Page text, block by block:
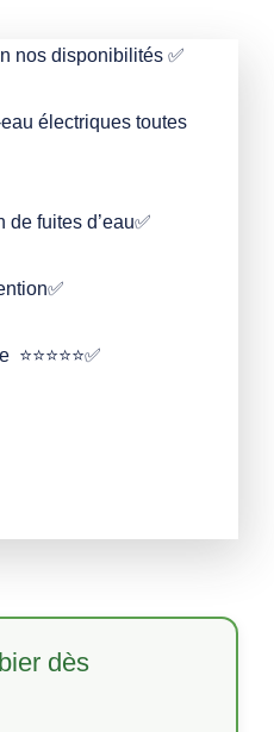
nos disponibilités ✅
électriques toutes
fuites d’eau✅
dès